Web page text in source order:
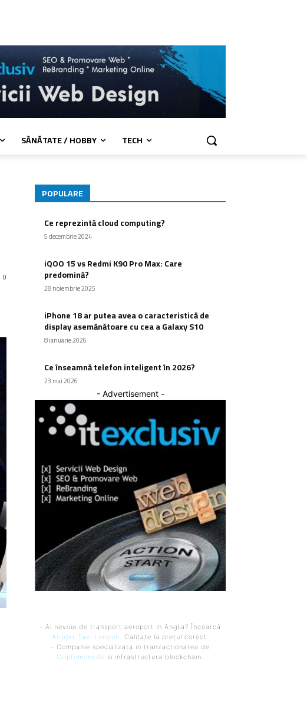
SĂNĂTATE / HOBBY TECH
0
POPULARE
Ce reprezintă cloud computing?
5 decembrie 2024
iQOO 15 vs Redmi K90 Pro Max: Care
predomină?
28 noiembrie 2025
iPhone 18 ar putea avea o caracteristică de
display asemănătoare cu cea a Galaxy S10
8 ianuarie 2026
Ce înseamnă telefon inteligent în 2026?
23 mai 2026
- Advertisement -
- Ai nevoie de transport aeroport in Anglia? Încearcă
Airport Taxi London. Calitate la prețul corect.
- Companie specializata in tranzactionarea de
Criptomonede si infrastructura blockchain.